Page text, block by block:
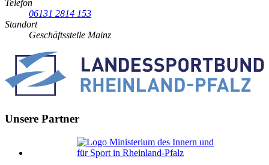
Telefon
06131 2814 153
Standort
Geschäftsstelle Mainz
Unsere Partner